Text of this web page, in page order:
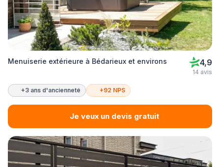
Menuiserie extérieure à Bédarieux et environs 4,9
14 avis
+3 ans d'ancienneté +92 NPS
Je veux un devis gratuit